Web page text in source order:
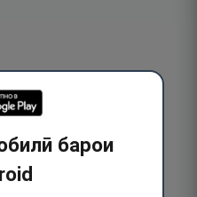
барои